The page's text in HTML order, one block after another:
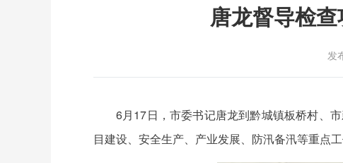
唐龙督导检
发
6月17日，市委书记唐龙到黔城镇板桥村、
目建设、安全生产、产业发展、防汛备汛等重点工